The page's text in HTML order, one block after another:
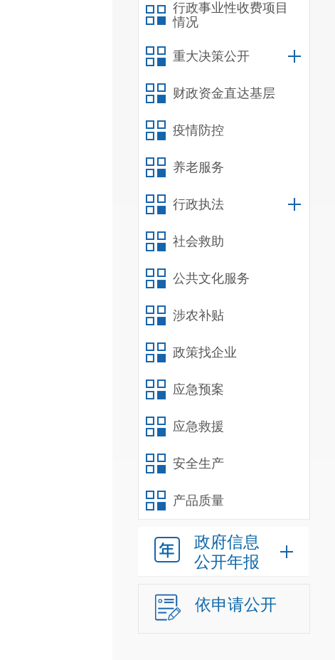
行政事业性收费项目
情况
重大决策公开
财政资金直达基层
疫情防控
养老服务
行政执法
社会救助
公共文化服务
涉农补贴
政策找企业
应急预案
应急救援
安全生产
产品质量
政府信息
公开年报
依申请公开